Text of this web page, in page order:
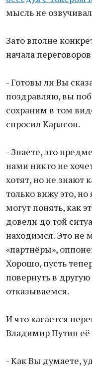
мысль не
Зато вполне
начала
- Готовы ли Вы
поздравляю, вы
сохраним в том
спросил Карлсон.
- Знаете, это
нами никто не
хотят, но не знают
только вижу это, но
могут понять, как
довели до той
находимся. Это не
«партнёры»,
Хорошо, пусть
повернуть в
отказываемся.
И что касается
Владимир Путин её
- Как Вы думаете,